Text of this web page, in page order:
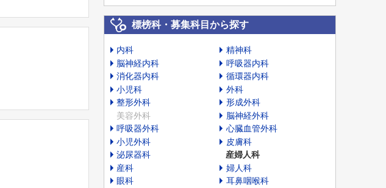
標榜科・募集科目から探す
内科
精神科
脳神経内科
呼吸器内科
消化器内科
循環器内科
小児科
外科
整形外科
形成外科
美容外科
脳神経外科
呼吸器外科
心臓血管外科
小児外科
皮膚科
泌尿器科
産婦人科
産科
婦人科
眼科
耳鼻咽喉科